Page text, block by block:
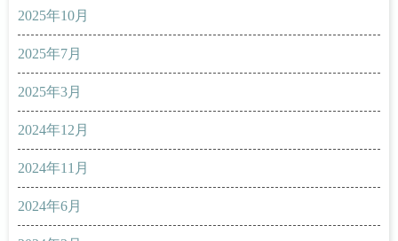
2025年10月
2025年7月
2025年3月
2024年12月
2024年11月
2024年6月